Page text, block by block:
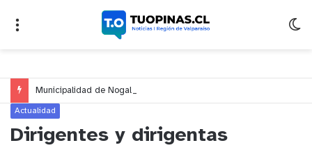
Actualidad
Dirigentes y dirigentas